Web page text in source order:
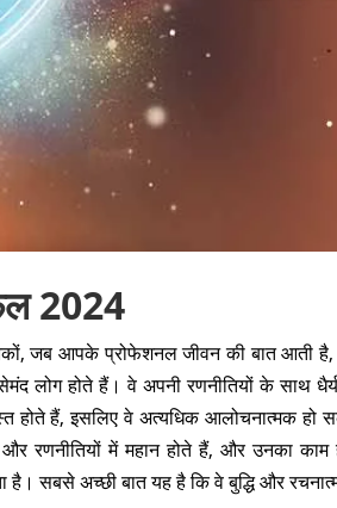
2024
जब आपके प्रोफेशनल जीवन की बात आती है,
लोग होते हैं। वे अपनी रणनीतियों के साथ
होते हैं, इसलिए वे अत्यधिक आलोचनात्मक
में महान होते हैं, और उनका काम
है। सबसे अच्छी बात यह है कि वे बुद्धि और